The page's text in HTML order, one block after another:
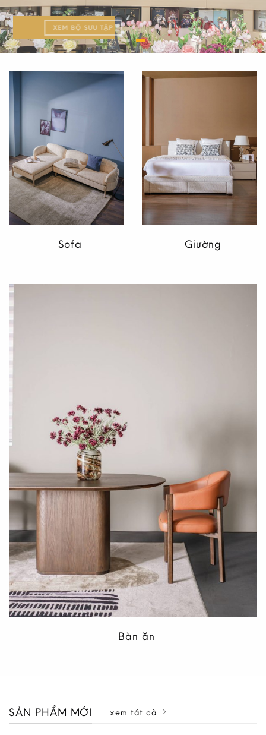
KHÁM PHÁ BỘ SƯU TẬP CÂU CHUYỆN VICTORIA
XEM BỘ SƯU TẬP
Sofa Giường
Bàn ăn
SẢN PHẨM MỚI xem tất cả